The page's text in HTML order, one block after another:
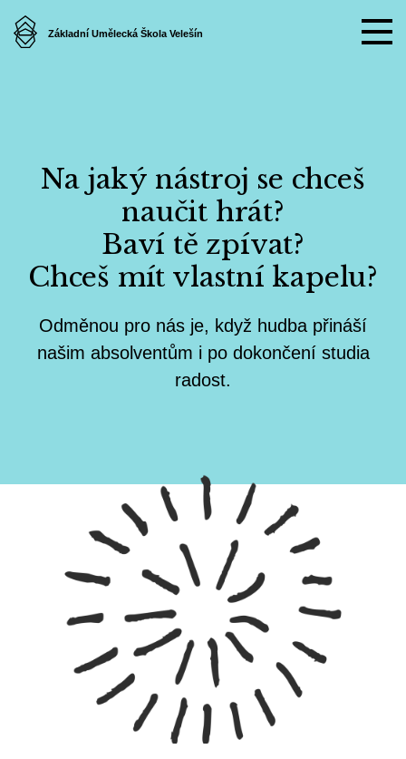
Základní Umělecká Škola Velešín
Na jaký nástroj se chceš
naučit hrát?
Baví tě zpívat?
Chceš mít vlastní kapelu?
Odměnou pro nás je, když hudba přináší
našim absolventům i po dokončení studia
radost.